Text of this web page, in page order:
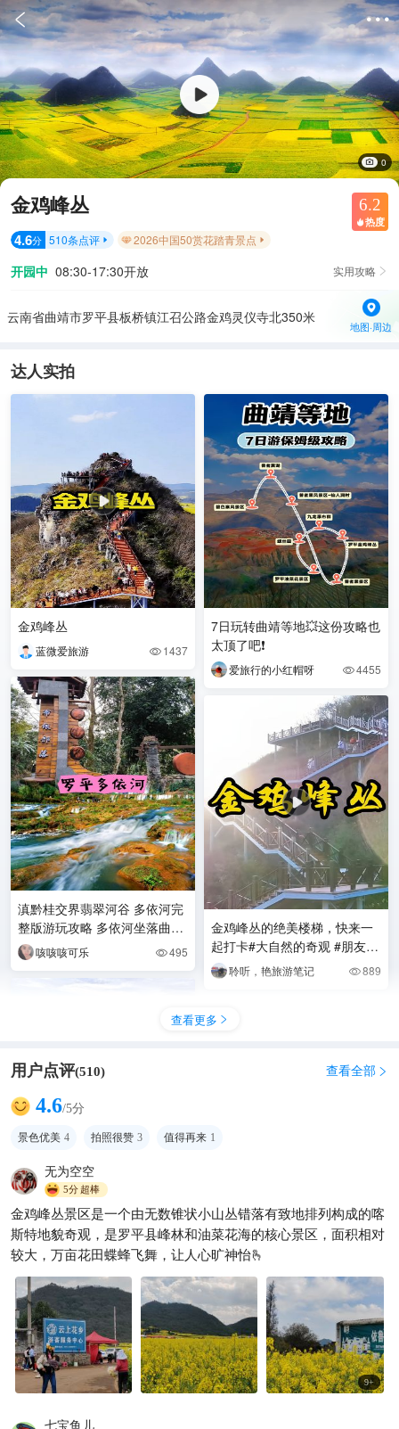
 
0
金鸡峰丛 6.2
 热度
4.6分 510条点评  2026中国50赏花踏青景点 
开园中 08:30-17:30开放 实用攻略 
云南省曲靖市罗平县板桥镇江召公路金鸡灵仪寺北350米
地图·周边
达人实拍
金鸡峰丛
蓝微爱旅游  1437
滇黔桂交界翡翠河谷 多依河完
整版游玩攻略 多依河坐落曲靖
罗平县鲁布革乡，地处滇黔桂
三省交界，距离
咳咳咳可乐 495
罗平田园风光
7日玩转曲靖等地💥这份攻略也
太顶了吧❗️
爱旅行的小红帽呀 4455
金鸡峰丛的绝美楼梯，快来一
起打卡#大自然的奇观 #朋友圈
被问爆的地方 #公路上的风景
#一个人说走就
聆听，艳旅游笔记 889
查看更多 
用户点评(510) 查看全部 
4.6/5分
景色优美 4 拍照很赞 3 值得再来 1
无为空空
5分超棒
金鸡峰丛景区是一个由无数锥状小山丛错落有致地排列构成的喀
斯特地貌奇观，是‌罗平县峰林和‌油菜花海的核心景区，面积相对
较大，万亩花田蝶蜂飞舞，让人心旷神怡🫰
9+
七宝鱼儿